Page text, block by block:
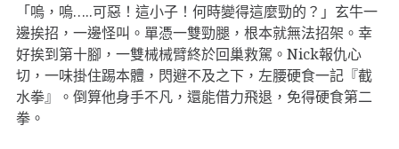
「嗚，嗚…..可惡！這小子！何時變得這麼勁的？」玄牛一
邊挨招，一邊怪叫。單憑一雙勁腿，根本就無法招架。幸
好挨到第十腳，一雙械械臂終於回巢救駕。Nick報仇心
切，一味掛住踢本體，閃避不及之下，左腰硬食一記『截
水拳』。倒算他身手不凡，還能借力飛退，免得硬食第二
拳。